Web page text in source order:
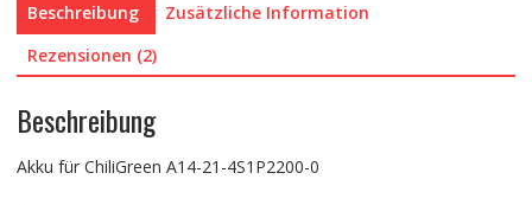
Beschreibung
Zusätzliche Information
Rezensionen (2)
Beschreibung
Akku für ChiliGreen A14-21-4S1P2200-0